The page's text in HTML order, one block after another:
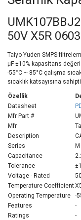
50V X5R 0603
Taiyo Yuden SMPS
µF ±10% kapasitans
-55°C ~ 85°C çalışma
sıcaklık katsayısına
Özellik
Datasheet
Mfr Part #
Mfr
Description
Series
M
Capacitance
Tolerance
Voltage - Rated
Temperature Coefficient
Operating Temperature
-
Features
-
Ratings
-